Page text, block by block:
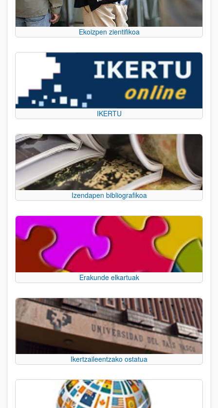
Ekoizpen zientifikoa
IKERTU
Izendapen bibliografikoa
Erakunde elkartuak
Ikertzaileentzako ostatua